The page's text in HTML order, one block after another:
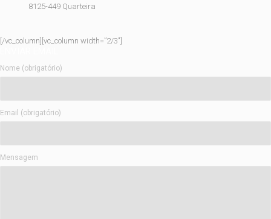
8125-449 Quarteira
[/vc_column][vc_column width=”2/3″]
Nome (obrigatório)
Email (obrigatório)
Mensagem